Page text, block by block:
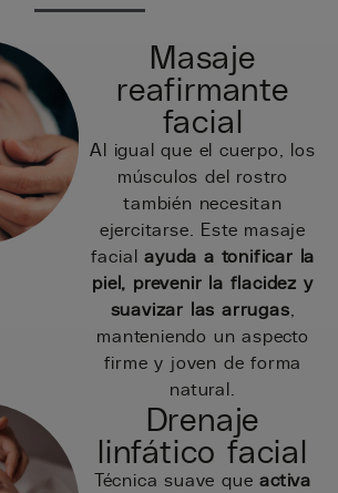
Masaje
reafirmante
facial
Al igual que el cuerpo, los
músculos del rostro
también necesitan
ejercitarse. Este masaje
facialayuda a tonificar la
piel, prevenir la flacidez y
suavizar las arrugas,
manteniendo un aspecto
firme y joven de forma
natural.
Drenaje
linfático facial
Técnica suave queactiva